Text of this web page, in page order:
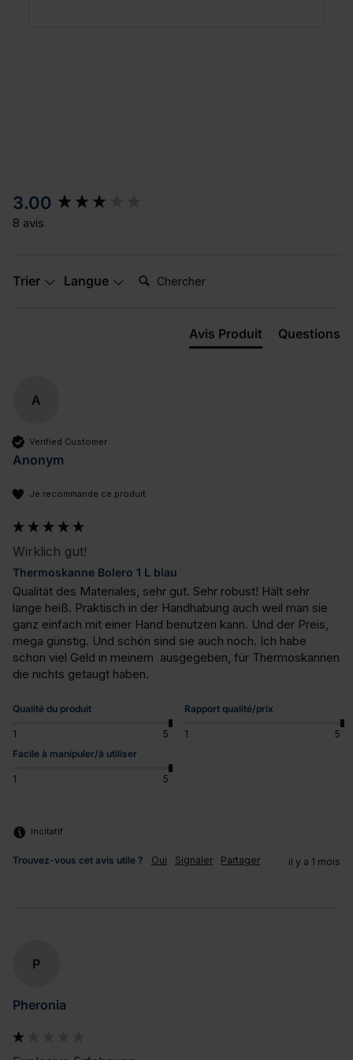
3.00
8 avis
Trier Langue Chercher:
Avis Produit Questions
A
Verified Customer
Anonym
Je recommande ce produit
Wirklich gut!
Thermoskanne Bolero 1 L blau
Qualität des Materiales, sehr gut. Sehr robust! Hält sehr
lange heiß. Praktisch in der Handhabung auch weil man sie
ganz einfach mit einer Hand benutzen kann. Und der Preis,
mega günstig. Und schön sind sie auch noch. Ich habe
schon viel Geld in meinem  ausgegeben, für Thermoskannen
die nichts getaugt haben.
Qualité du produit
1 5
Rapport qualité/prix
1
5
Facile à manipuler/à utiliser
1 5
Incitatif
Trouvez-vous cet avis utile ? Oui Signaler Partager il y a 1 mois
P
Pheronia
New content loaded